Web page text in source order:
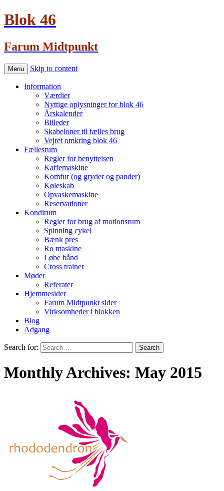
Blok 46
Farum Midtpunkt
Menu Skip to content
Information
Værdier
Nyttige oplysninger for blok 46
Årskalender
Billeder
Skabeloner til fælles brug
Vejret omkring blok 46
Fællesrum
Regler for benyttelsen
Kaffemaskine
Komfur (og gryder og pander)
Køleskab
Opvaskemaskine
Reservationer
Kondirum
Regler for brug af motionsrum
Spinning cykel
Bænk pres
Ro maskine
Løbe bånd
Cross trainer
Møder
Referater
Hjemmesider
Farum Midtpunkt sider
Virksomheder i blokken
Blog
Adgang
Search for:
Monthly Archives: May 2015